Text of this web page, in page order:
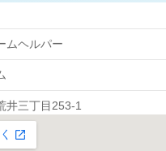
ムヘルパー
井三丁目253-1